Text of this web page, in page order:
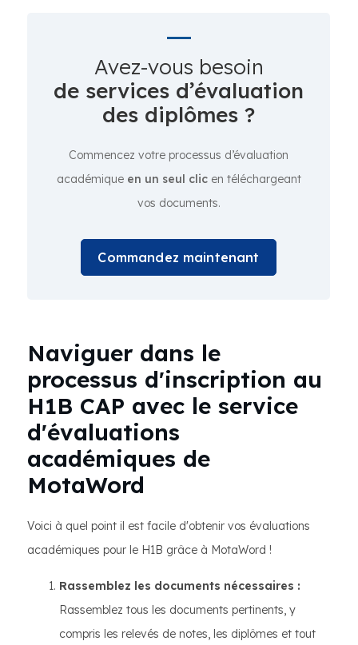
Avez-vous besoin
de services d’évaluation
des diplômes ?
Commencez votre processus d’évaluation
académiqueen un seul clicen téléchargeant
vos documents.
Commandez maintenant
Naviguer dans le
processus d'inscription au
H1B CAP avec le service
d'évaluations
académiques de
MotaWord
Voici à quel point il est facile d'obtenir vos évaluations
académiques pour le H1B grâce à MotaWord !
Rassemblez les documents nécessaires :
Rassemblez tous les documents pertinents, y
compris les relevés de notes, les diplômes et tout